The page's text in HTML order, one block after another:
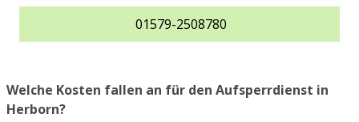
01579-2508780
Welche Kosten fallen an für den Aufsperrdienst in
Herborn?